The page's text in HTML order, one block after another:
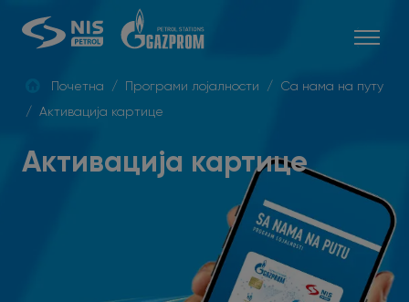
content
Почетна / Програми лојалности / Са нама на путу
/ Активација картице
Активација картице